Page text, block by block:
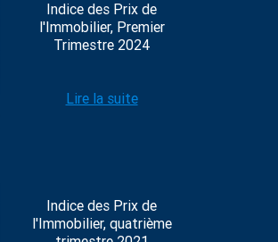
Indice des Prix de
l'Immobilier, Premier
Trimestre 2024
Lire la suite
Indice des Prix de
l'Immobilier, quatrième